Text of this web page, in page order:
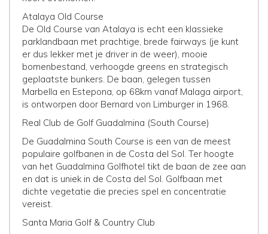
Atalaya Old Course
De Old Course van Atalaya is echt een klassieke
parklandbaan met prachtige, brede fairways (je kunt
er dus lekker met je driver in de weer), mooie
bomenbestand, verhoogde greens en strategisch
geplaatste bunkers. De baan, gelegen tussen
Marbella en Estepona, op 68km vanaf Malaga airport,
is ontworpen door Bernard von Limburger in 1968.
Real Club de Golf Guadalmina (South Course)
De Guadalmina South Course is een van de meest
populaire golfbanen in de Costa del Sol. Ter hoogte
van het Guadalmina Golfhotel tikt de baan de zee aan
en dat is uniek in de Costa del Sol. Golfbaan met
dichte vegetatie die precies spel en concentratie
vereist.
Santa Maria Golf & Country Club